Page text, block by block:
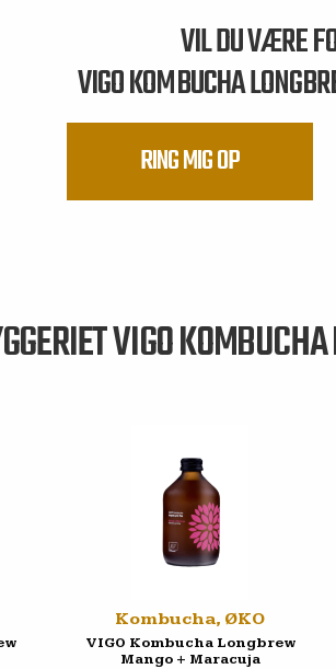
VIL DU VÆRE
VIGO KOMBUCHA
RING MIG OP
VIGO
Kombucha, ØKO
VIGO Kombucha Longbrew
Mango + Maracuja